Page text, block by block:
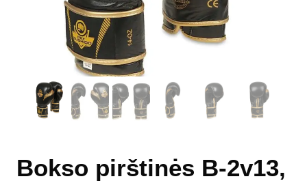
Bokso pirštinės B-2v13,